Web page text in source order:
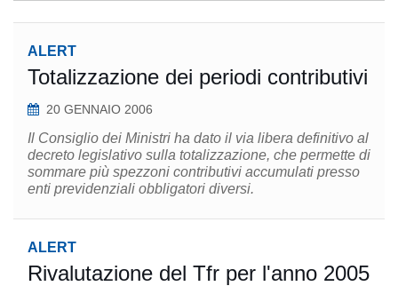
ALERT
Totalizzazione dei periodi contributivi
20 GENNAIO 2006
Il Consiglio dei Ministri ha dato il via libera definitivo al
decreto legislativo sulla totalizzazione, che permette di
sommare più spezzoni contributivi accumulati presso
enti previdenziali obbligatori diversi.
ALERT
Rivalutazione del Tfr per l'anno 2005